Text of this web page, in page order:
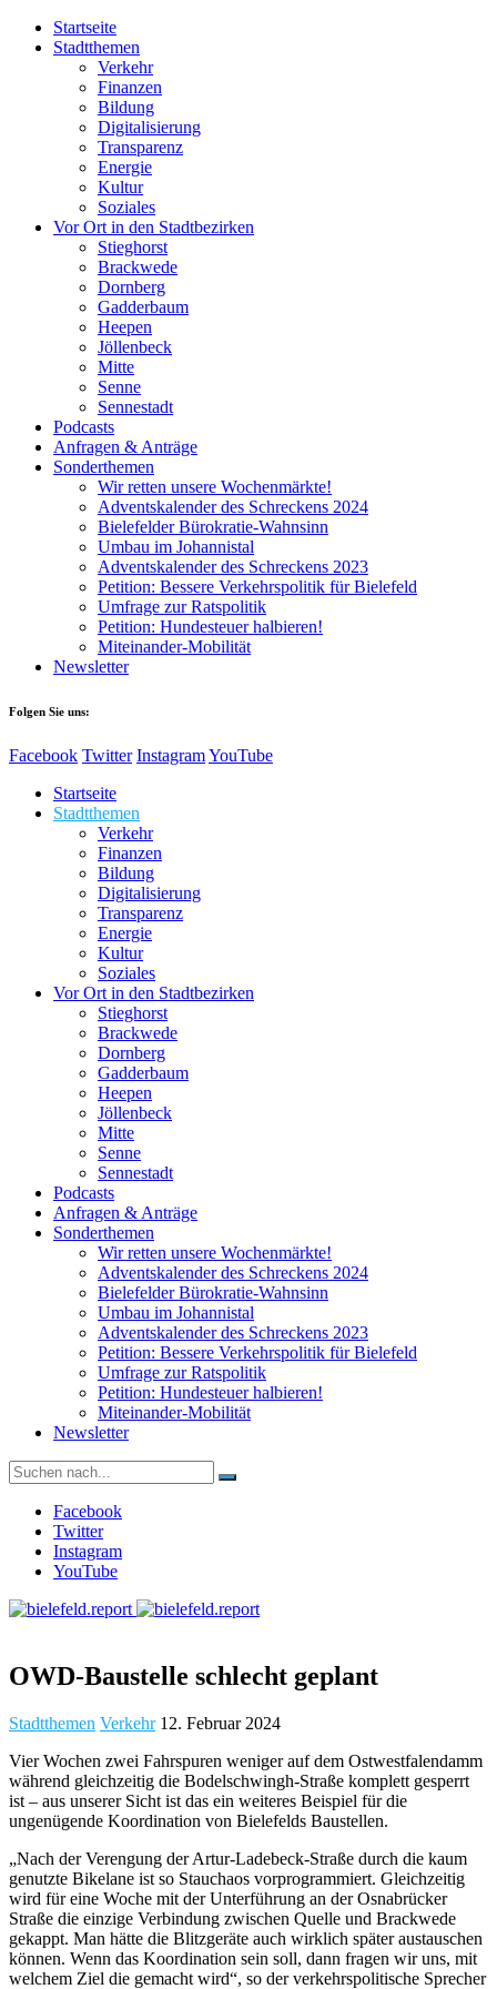
Startseite
Stadtthemen
Verkehr
Finanzen
Bildung
Digitalisierung
Transparenz
Energie
Kultur
Soziales
Vor Ort in den Stadtbezirken
Stieghorst
Brackwede
Dornberg
Gadderbaum
Heepen
Jöllenbeck
Mitte
Senne
Sennestadt
Podcasts
Anfragen & Anträge
Sonderthemen
Wir retten unsere Wochenmärkte!
Adventskalender des Schreckens 2024
Bielefelder Bürokratie-Wahnsinn
Umbau im Johannistal
Adventskalender des Schreckens 2023
Petition: Bessere Verkehrspolitik für Bielefeld​​
Umfrage zur Ratspolitik
Petition: Hundesteuer halbieren!
Miteinander-Mobilität
Newsletter
Folgen Sie uns:
Facebook Twitter InstagramYouTube
Startseite
Stadtthemen
Verkehr
Finanzen
Bildung
Digitalisierung
Transparenz
Energie
Kultur
Soziales
Vor Ort in den Stadtbezirken
Stieghorst
Brackwede
Dornberg
Gadderbaum
Heepen
Jöllenbeck
Mitte
Senne
Sennestadt
Podcasts
Anfragen & Anträge
Sonderthemen
Wir retten unsere Wochenmärkte!
Adventskalender des Schreckens 2024
Bielefelder Bürokratie-Wahnsinn
Umbau im Johannistal
Adventskalender des Schreckens 2023
Petition: Bessere Verkehrspolitik für Bielefeld​​
Umfrage zur Ratspolitik
Petition: Hundesteuer halbieren!
Miteinander-Mobilität
Newsletter
Suche
nach:
Facebook
Twitter
Instagram
YouTube
OWD-Baustelle schlecht geplant
Stadtthemen Verkehr 12. Februar 2024
Vier Wochen zwei Fahrspuren weniger auf dem Ostwestfalendamm
während gleichzeitig die Bodelschwingh-Straße komplett gesperrt
ist – aus unserer Sicht ist das ein weiteres Beispiel für die
ungenügende Koordination von Bielefelds Baustellen.
„Nach der Verengung der Artur-Ladebeck-Straße durch die kaum
genutzte Bikelane ist so Stauchaos vorprogrammiert. Gleichzeitig
wird für eine Woche mit der Unterführung an der Osnabrücker
Straße die einzige Verbindung zwischen Quelle und Brackwede
gekappt. Man hätte die Blitzgeräte auch wirklich später austauschen
können. Wenn das Koordination sein soll, dann fragen wir uns, mit
welchem Ziel die gemacht wird“, so der verkehrspolitische Sprecher